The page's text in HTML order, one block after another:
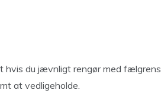
hvis du jævnligt rengør med fælgrens
at vedligeholde.